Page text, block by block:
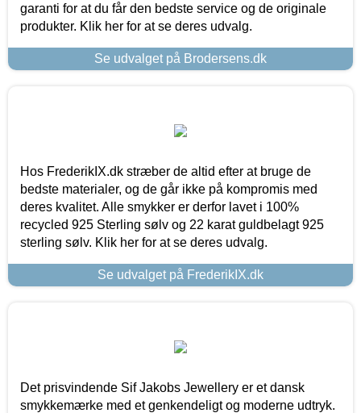
garanti for at du får den bedste service og de originale
produkter. Klik her for at se deres udvalg.
Se udvalget på Brodersens.dk
Hos FrederikIX.dk stræber de altid efter at bruge de
bedste materialer, og de går ikke på kompromis med
deres kvalitet. Alle smykker er derfor lavet i 100%
recycled 925 Sterling sølv og 22 karat guldbelagt 925
sterling sølv. Klik her for at se deres udvalg.
Se udvalget på FrederikIX.dk
Det prisvindende Sif Jakobs Jewellery er et dansk
smykkemærke med et genkendeligt og moderne udtryk.